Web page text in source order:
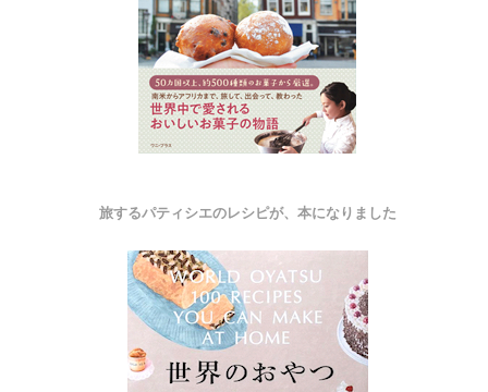
旅するパティシエのレシピが、本になりました